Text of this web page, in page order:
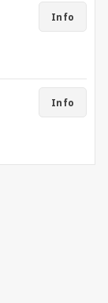
Info
Info